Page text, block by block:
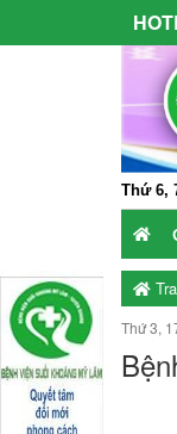
Thứ 6,
VÌ MỘT MÔI
Thứ 3,